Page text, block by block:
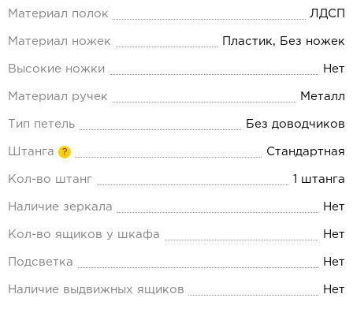
Материал полок ЛДСП
Материал ножек Пластик, Без ножек
Высокие ножки Нет
Материал ручек Металл
Тип петель Без доводчиков
Штанга ? Стандартная
Кол-во штанг 1 штанга
Наличие зеркала Нет
Кол-во ящиков у шкафа Нет
Подсветка Нет
Наличие выдвижных ящиков Нет